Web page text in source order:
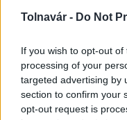
Tolnavár - Do Not
If you wish to opt-out
processing of your
targeted advertising by
section to confirm your
opt-out request is